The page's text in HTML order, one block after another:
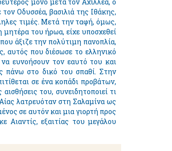
Οδυσσέα, βασιλιά της Ιθάκης,
τιμές. Μετά την ταφή, όμως,
μητέρα του ήρωα, είχε υποσχεθεί
άξιζε την πολύτιμη πανοπλία,
αυτός που διέσωσε το ελληνικό
ευνοήσουν τον εαυτό του και
πάνω στο δικό του σπαθί. Στην
σε ένα κοπάδι προβάτων,
του, συνειδητοποιεί τι
λατρευόταν στη Σαλαμίνα ως
σε αυτόν και μια γιορτή προς
εξαιτίας του μεγάλου